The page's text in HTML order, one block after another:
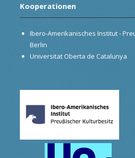
Kooperationen
Ibero-Amerikanisches Institut -
Berlin
Universitat Oberta de Catalunya